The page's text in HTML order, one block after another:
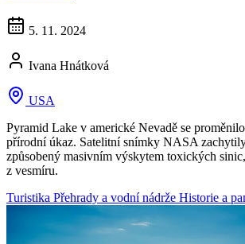
5. 11. 2024
Ivana Hnátková
USA
Pyramid Lake v americké Nevadě se
přírodní úkaz. Satelitní snímky NASA
způsobený masivním výskytem toxických
z vesmíru.
Turistika Přehrady a vodní nádrže Historie a